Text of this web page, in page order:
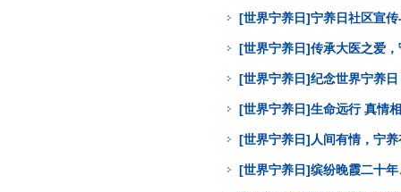
[世界宁养日]宁养日社区宣
[世界宁养日]传承大医之爱
[世界宁养日]纪念世界宁养
[世界宁养日]生命远行 真情
[世界宁养日]人间有情，宁
[世界宁养日]缤纷晚霞二十